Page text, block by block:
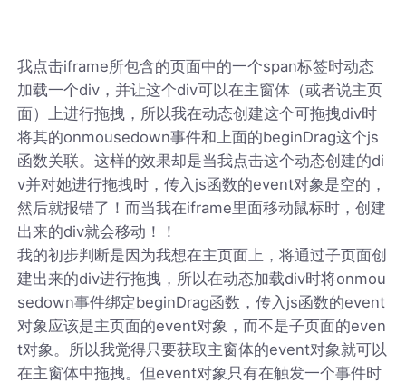
我点击iframe所包含的页面中的一个span标签时动态
加载一个div，并让这个div可以在主窗体（或者说主页
面）上进行拖拽，所以我在动态创建这个可拖拽div时
将其的onmousedown事件和上面的beginDrag这个js
函数关联。这样的效果却是当我点击这个动态创建的di
v并对她进行拖拽时，传入js函数的event对象是空的，
然后就报错了！而当我在iframe里面移动鼠标时，创建
出来的div就会移动！！
我的初步判断是因为我想在主页面上，将通过子页面创
建出来的div进行拖拽，所以在动态加载div时将onmou
sedown事件绑定beginDrag函数，传入js函数的event
对象应该是主页面的event对象，而不是子页面的even
t对象。所以我觉得只要获取主窗体的event对象就可以
在主窗体中拖拽。但event对象只有在触发一个事件时